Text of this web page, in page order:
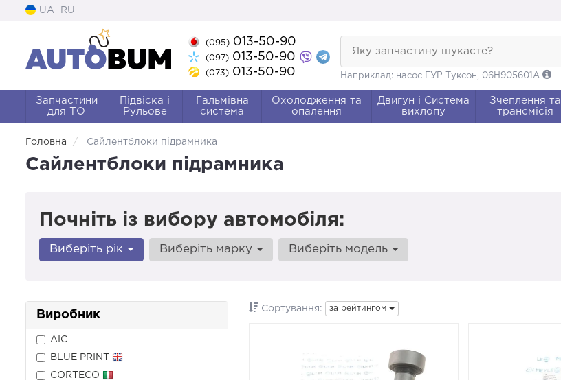
UA RU
(095)013-50-90
(097)013-50-90
(073)013-50-90
Яку запчастину шукаєте?
Наприклад: насос ГУР Туксон, 06H905601A
Запчастини
для ТО
Підвіска і
Рульове
Гальмівна
система
Охолодження та
опалення
Двигун і Система
вихлопу
Зчеплення та
трансмісія
Головна Сайлентблоки підрамника
Сайлентблоки підрамника
Почніть із вибору автомобіля:
Виберіть рік Виберіть марку Виберіть модель
Виробник
AIC
BLUE PRINT
CORTECO
Сортування: за рейтингом